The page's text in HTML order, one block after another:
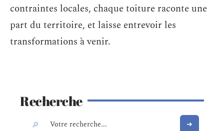
contraintes locales, chaque toiture raconte une
part du territoire, et laisse entrevoir les
transformations à venir.
Recherche